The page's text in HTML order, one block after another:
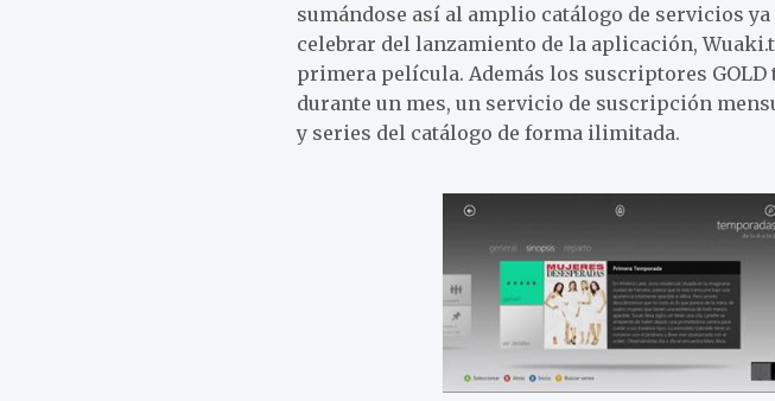
sumándose así al amplio catálogo de servicios
celebrar del lanzamiento de la aplicación,
primera película. Además los suscriptores
durante un mes, un servicio de suscripción
y series del catálogo de forma ilimitada.